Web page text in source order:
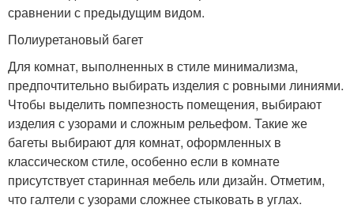
сравнении с предыдущим видом.
Полиуретановый багет
Для комнат, выполненных в стиле минимализма,
предпочтительно выбирать изделия с ровными линиями.
Чтобы выделить помпезность помещения, выбирают
изделия с узорами и сложным рельефом. Такие же
багеты выбирают для комнат, оформленных в
классическом стиле, особенно если в комнате
присутствует старинная мебель или дизайн. Отметим,
что галтели с узорами сложнее стыковать в углах.